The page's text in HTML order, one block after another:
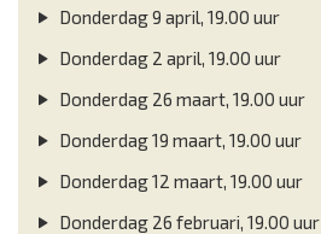
Donderdag 9 april, 19.00 uur
Donderdag 2 april, 19.00 uur
Donderdag 26 maart, 19.00 uur
Donderdag 19 maart, 19.00 uur
Donderdag 12 maart, 19.00 uur
Donderdag 26 februari, 19.00 uur